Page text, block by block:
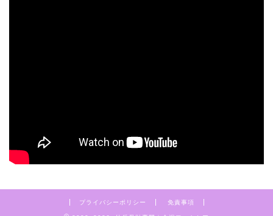
プライバシーポリシー 免責事項